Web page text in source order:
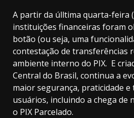
A partir da úlltima quarta-feira
instituições financeiras foram
botão (ou seja, uma
contestação de transferências
ambiente interno do PIX. E
Central do Brasil, continua a
maior segurança, praticidade
usuários, incluindo a chega de
o PIX Parcelado.